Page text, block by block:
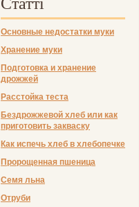
Основные недостатки муки
Хранение муки
Подготовка и хранение
дрожжей
Расстойка теста
Бездрожжевой хлеб или как
приготовить закваску
Как испечь хлеб в хлебопечке
Пророщенная пшеница
Семя льна
Отруби